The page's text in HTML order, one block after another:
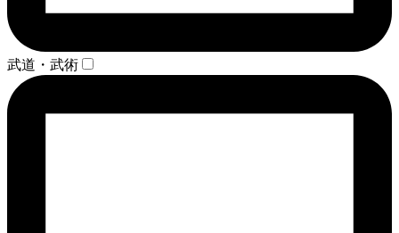
武道・武術